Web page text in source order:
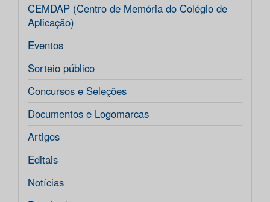
CEMDAP (Centro de Memória do Colégio de
Aplicação)
Eventos
Sorteio público
Concursos e Seleções
Documentos e Logomarcas
Artigos
Editais
Notícias